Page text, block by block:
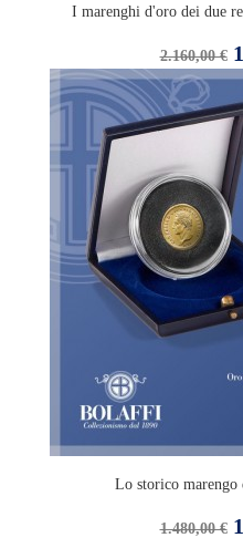
I marenghi d'oro dei due
Prezzo
base
2.160,00 €
Lo storico
Prezzo
1.480,00 €